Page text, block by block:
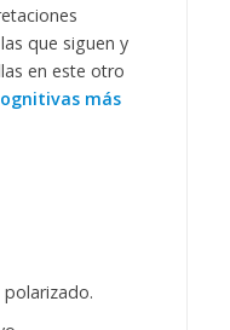
que siguen y
en este otro
más